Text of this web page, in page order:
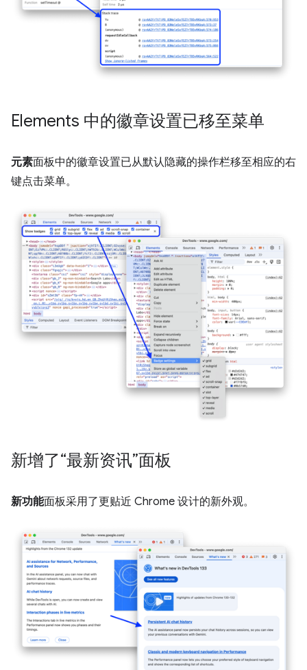
Elements 中的徽章设置已移至菜单
元素面板中的徽章设置已从默认隐藏的操作栏移至相应的右
键点击菜单。
新增了“最新资讯”面板
新功能面板采用了更贴近 Chrome 设计的新外观。